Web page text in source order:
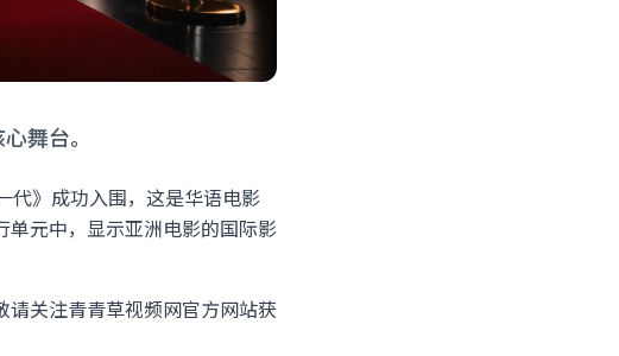
舞台。
代》成功入围，这是华语电影
元中，显示亚洲电影的国际影
关注青青草视频网官方网站获